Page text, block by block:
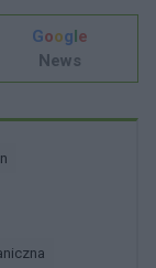
Google
News